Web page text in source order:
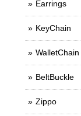
Earrings
KeyChain
WalletChain
BeltBuckle
Zippo